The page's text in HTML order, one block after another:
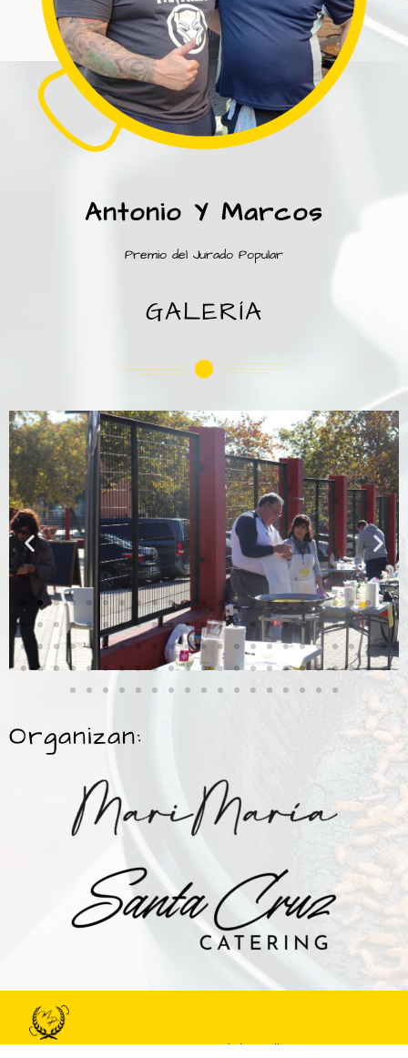
Antonio Y Marcos
Premio del Jurado Popular
GALERÍA
Organizan:
© 2022 Maestros de la Paella